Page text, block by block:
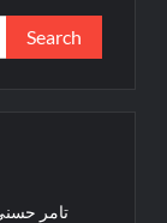
Search
for:
تامر